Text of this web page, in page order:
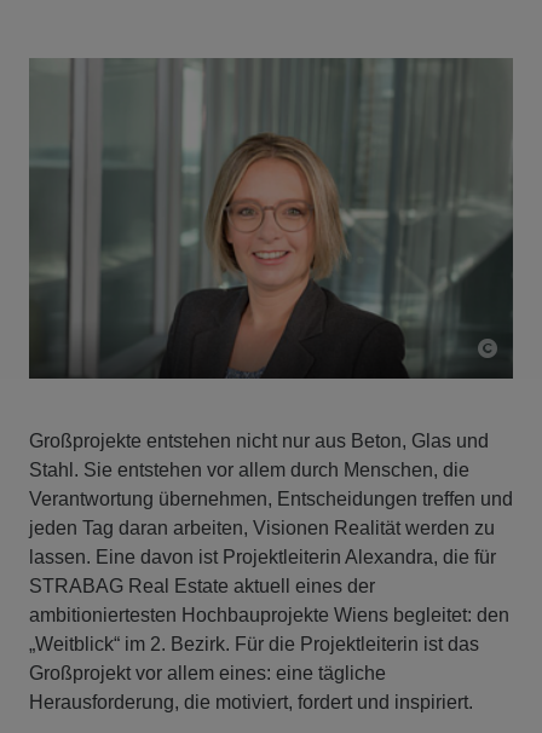
Großprojekte entstehen nicht nur aus Beton, Glas und
Stahl. Sie entstehen vor allem durch Menschen, die
Verantwortung übernehmen, Entscheidungen treffen und
jeden Tag daran arbeiten, Visionen Realität werden zu
lassen. Eine davon ist Projektleiterin Alexandra, die für
STRABAG Real Estate aktuell eines der
ambitioniertesten Hochbauprojekte Wiens begleitet: den
„Weitblick“ im 2. Bezirk. Für die Projektleiterin ist das
Großprojekt vor allem eines: eine tägliche
Herausforderung, die motiviert, fordert und inspiriert.